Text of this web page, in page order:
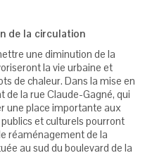
de la circulation
une diminution de la
la vie urbaine et
de chaleur. Dans la mise en
la rue Claude-Gagné, qui
une place importante aux
et culturels pourront
réaménagement de la
au sud du boulevard de la